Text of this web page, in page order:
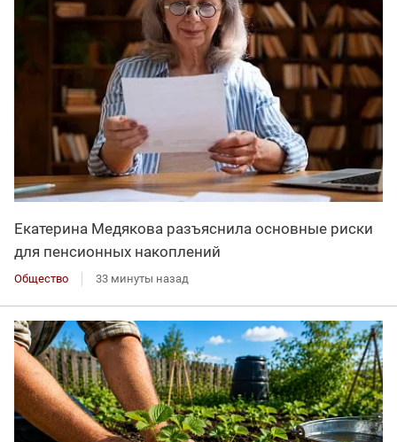
Екатерина Медякова разъяснила основные риски
для пенсионных накоплений
Общество 33 минуты назад